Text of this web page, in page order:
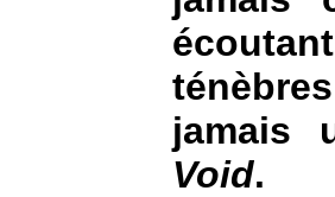
jamais
Void.